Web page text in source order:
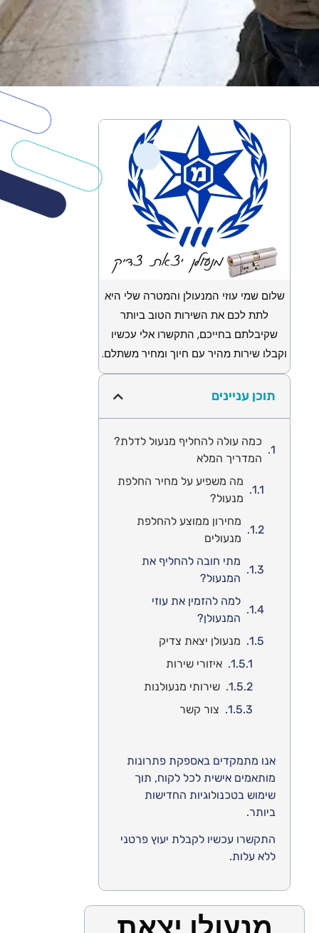
שלום שמי עוזי המנעולן והמטרה שלי היא
לתת לכם את השירות הטוב ביותר
שקיבלתם בחייכם, התקשרו אלי עכשיו
וקבלו שירות מהיר עם חיוך ומחיר משתלם.
תוכן עניינים
כמה עולה להחליף מנעול לדלת?
המדריך המלא
מה משפיע על מחיר החלפת
מנעול?
מחירון ממוצע להחלפת
מנעולים
מתי חובה להחליף את
המנעול?
למה להזמין את עוזי
המנעולן?
מנעולן יצאת צדיק
איזורי שירות
שירותי מנעולנות
צור קשר
אנו מתמקדים באספקת פתרונות
מותאמים אישית לכל לקוח, תוך
שימוש בטכנולוגיות החדישות
ביותר.
התקשרו עכשיו לקבלת יעוץ פרטני
ללא עלות.